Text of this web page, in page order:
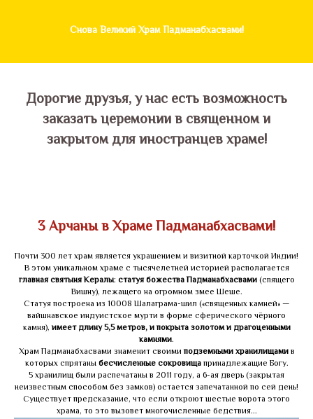
Снова Великий Храм Падманабхасвами!
Дорогие друзья, у нас есть возможность
заказать церемонии в священном и
закрытом для иностранцев храме!
3 Арчаны в Храме Падманабхасвами!
Почти 300 лет храм является украшением и визитной карточкой Индии!
В этом уникальном храме с тысячелетней историей располагается
главная святыня Кералы: статуя божества Падманабхасвами(спящего
Вишну), лежащего на огромном змее Шеше.
Статуя построена из 10008 Шалаграма-шил («священных камней» —
вайшнавское индуистское мурти в форме сферического чёрного
камня), имеет длину 5,5 метров, и покрыта золотом и драгоценными
камнями.
Храм Падманабхасвами знаменит своими подземными хранилищамив
которых спрятаныбесчисленные сокровищапринадлежащие Богу.
5 хранилищ были распечатаны в 2011 году, а 6-ая дверь (закрытая
неизвестным способом без замков) остается запечатанной по сей день!
Существует предсказание, что если откроют шестые ворота этого
храма, то это вызовет многочисленные бедствия...